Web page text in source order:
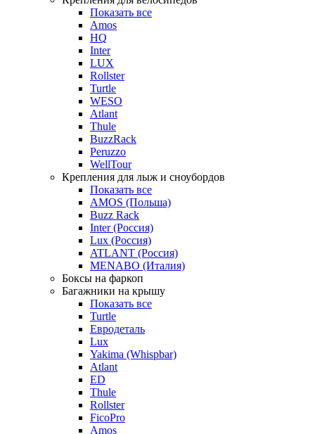
Показать все
Amos
HQ
Inter
LUX
Rollster
Turtle
WESO
Atlant
Thule
BuzzRack
Peruzzo
WellTour
Крепления для лыж и сноубордов
Показать все
AMOS (Польша)
Buzz Rack
Inter (Россия)
Lux (Россия)
ATLANT (Россия)
MENABO (Италия)
Боксы на фаркоп
Багажники на крышу
Показать все
Turtle
Евродеталь
Lux
Yakima (Whispbar)
Atlant
ED
Thule
Rollster
FicoPro
Amos